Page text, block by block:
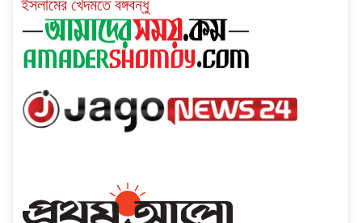
ইসলামের খেদমতে বঙ্গবন্ধু